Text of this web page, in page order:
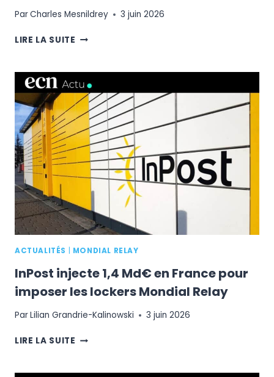
ParCharles Mesnildrey 3 juin 2026
LIRE LA SUITE DHL
160
MILLIONS
D’EUROS
EN
FRANCE
POUR
RENFORCER
SA
LOGISTIQUE
ACTUALITÉS MONDIAL RELAY
InPost injecte 1,4 Md€ en France pour
imposer les lockers Mondial Relay
ParLilian Grandrie-Kalinowski 3 juin 2026
LIRE LA SUITE INPOST